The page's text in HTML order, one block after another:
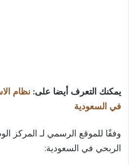
يمكنك التعرف أيضا على: نظام
في السعودية
وفقًا للموقع الرسمي لـ المركز
الربحي في السعودية: